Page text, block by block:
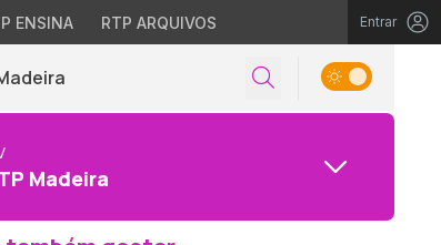
ENSINA RTP ARQUIVOS Entrar
Madeira